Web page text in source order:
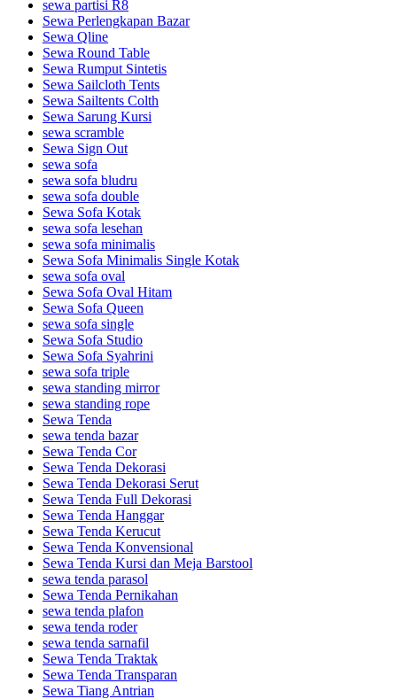
sewa partisi R8
Sewa Perlengkapan Bazar
Sewa Qline
Sewa Round Table
Sewa Rumput Sintetis
Sewa Sailcloth Tents
Sewa Sailtents Colth
Sewa Sarung Kursi
sewa scramble
Sewa Sign Out
sewa sofa
sewa sofa bludru
sewa sofa double
Sewa Sofa Kotak
sewa sofa lesehan
sewa sofa minimalis
Sewa Sofa Minimalis Single Kotak
sewa sofa oval
Sewa Sofa Oval Hitam
Sewa Sofa Queen
sewa sofa single
Sewa Sofa Studio
Sewa Sofa Syahrini
sewa sofa triple
sewa standing mirror
sewa standing rope
Sewa Tenda
sewa tenda bazar
Sewa Tenda Cor
Sewa Tenda Dekorasi
Sewa Tenda Dekorasi Serut
Sewa Tenda Full Dekorasi
Sewa Tenda Hanggar
Sewa Tenda Kerucut
Sewa Tenda Konvensional
Sewa Tenda Kursi dan Meja Barstool
sewa tenda parasol
Sewa Tenda Pernikahan
sewa tenda plafon
sewa tenda roder
sewa tenda sarnafil
Sewa Tenda Traktak
Sewa Tenda Transparan
Sewa Tiang Antrian